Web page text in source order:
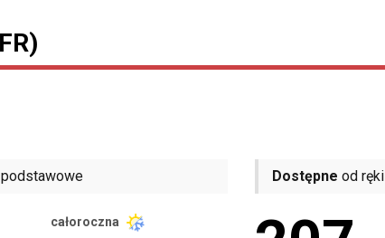
podstawowe
całoroczna
Dostępne od ręki